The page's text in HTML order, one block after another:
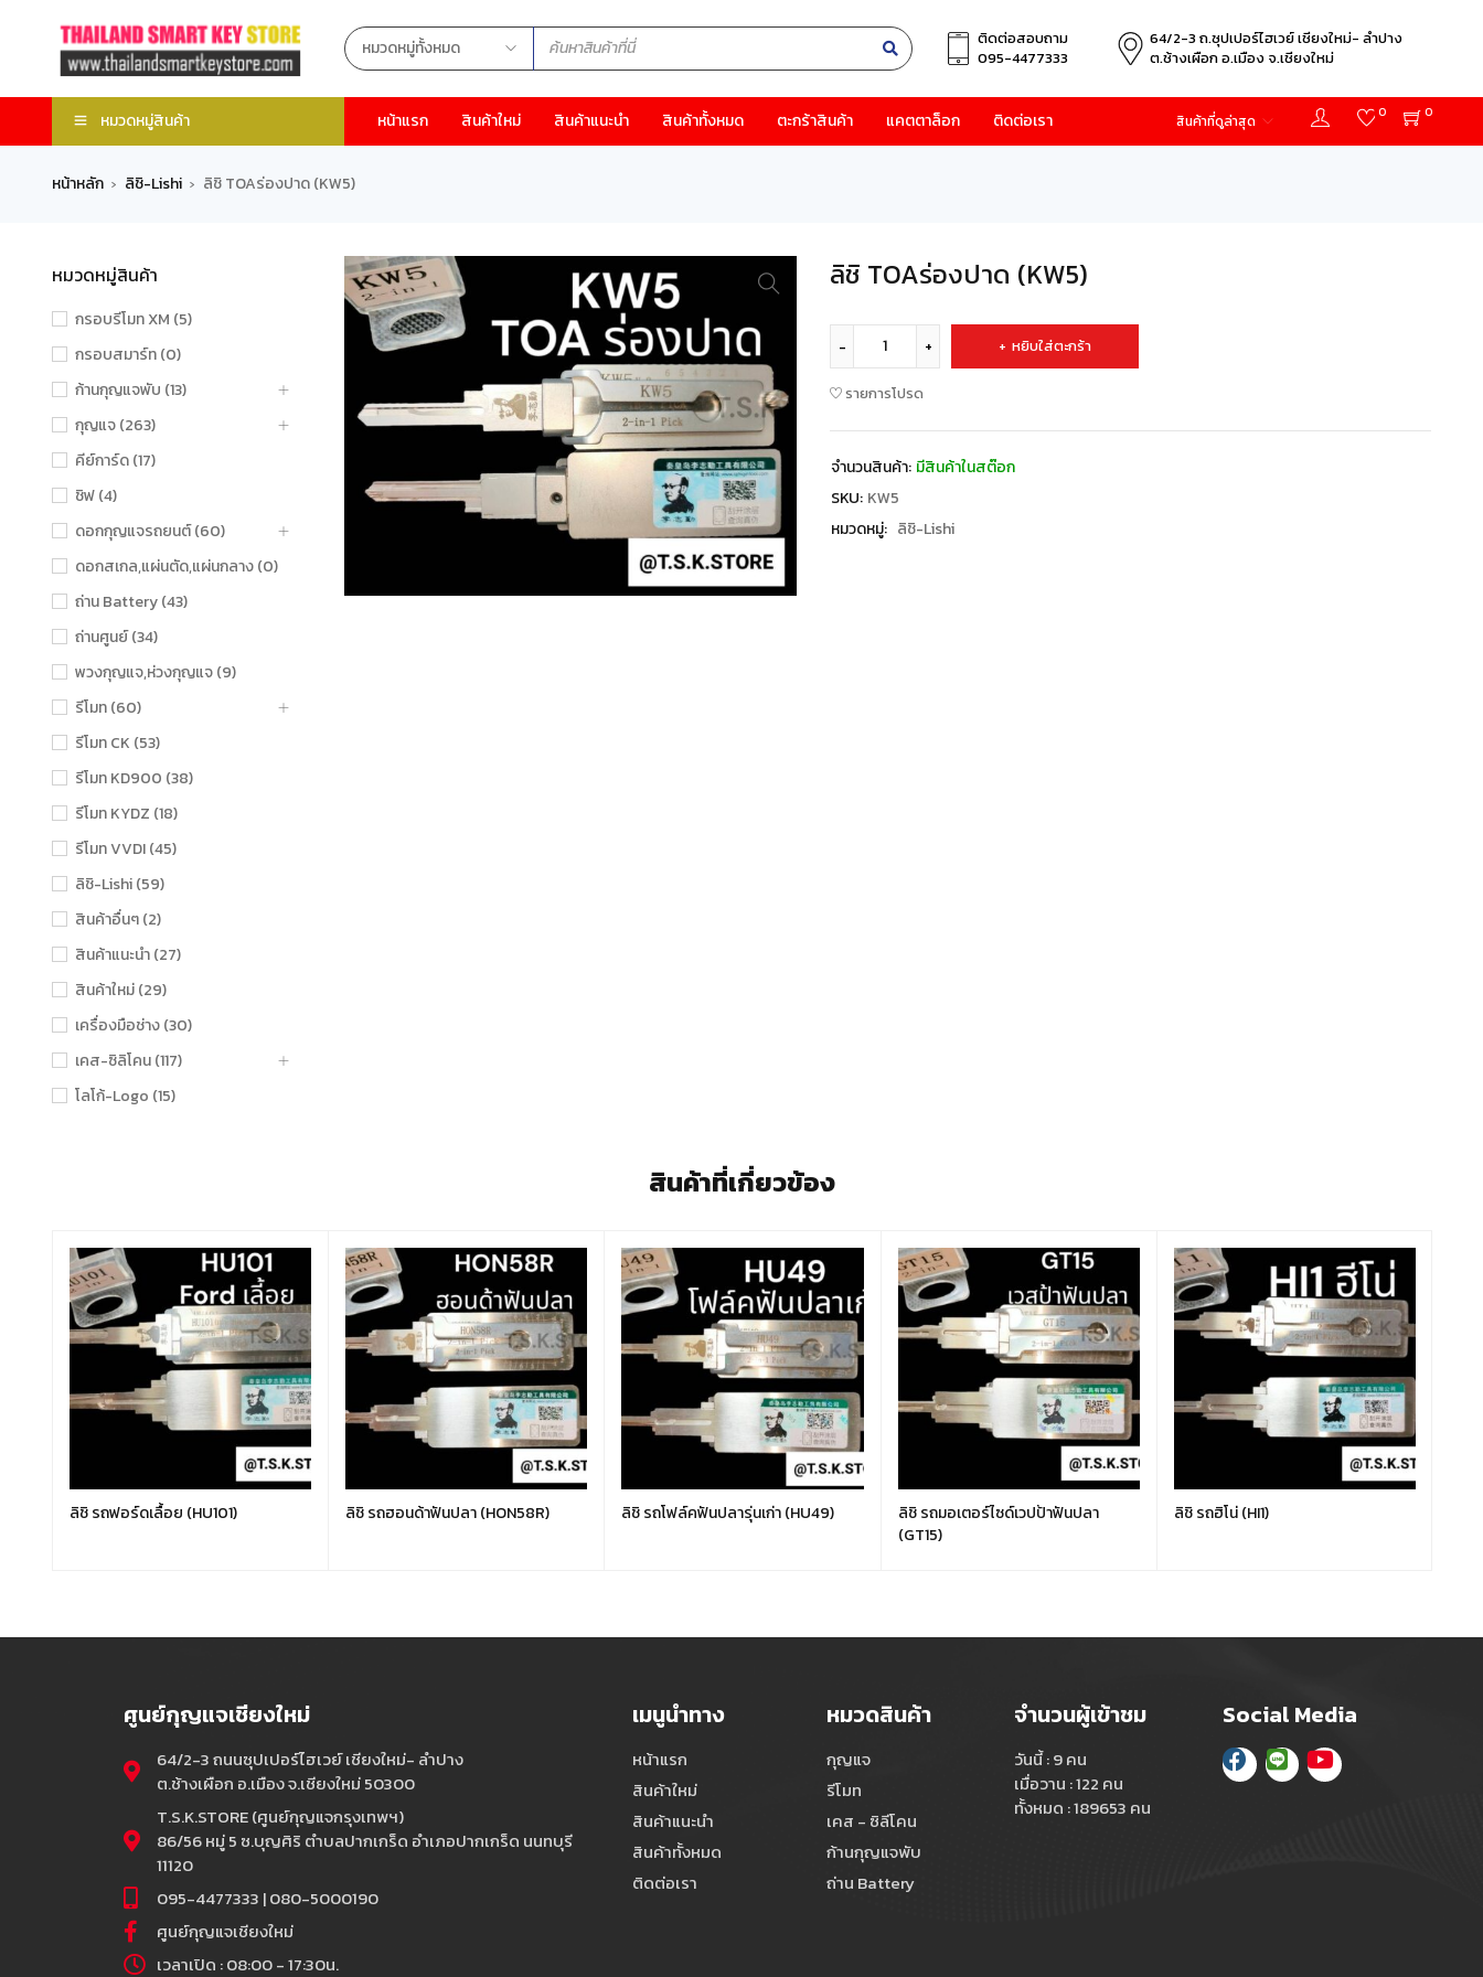
ติดต่อสอบถาม
095-4477333
64/2-3 ถ.ซุปเปอร์ไฮเวย์ เชียงใหม่- ลำปาง
ต.ช้างเผือก อ.เมือง จ.เชียงใหม่
หมวดหมู่สินค้า หน้าแรก สินค้าใหม่ สินค้าแนะนำ สินค้าทั้งหมด ตะกร้าสินค้า แคตตาล็อก ติดต่อเรา 0
0
สินค้าที่ดูล่าสุด
หน้าหลัก › ลิชิ-Lishi › ลิชิ TOAร่องปาด (KW5)
หมวดหมู่สินค้า
กรอบรีโมท XM (5)
กรอบสมาร์ท (0)
ก้านกุญแจพับ (13)
กุญแจ (263)
คีย์การ์ด (17)
ชิฟ (4)
ดอกกุญแจรถยนต์ (60)
ดอกสเกล,แผ่นตัด,แผ่นกลาง (0)
ถ่าน Battery (43)
ถ่านศูนย์ (34)
พวงกุญแจ,ห่วงกุญแจ (9)
รีโมท (60)
รีโมท CK (53)
รีโมท KD900 (38)
รีโมท KYDZ (18)
รีโมท VVDI (45)
ลิชิ-Lishi (59)
สินค้าอื่นๆ (2)
สินค้าแนะนำ (27)
สินค้าใหม่ (29)
เครื่องมือช่าง (30)
เคส-ซิลิโคน (117)
โลโก้-Logo (15)
ลิชิ TOAร่องปาด (KW5)
หยิบใส่ตะกร้า
รายการโปรด
จำนวนสินค้า: มีสินค้าในสต๊อก
SKU: KW5
หมวดหมู่: ลิชิ-Lishi
สินค้าที่เกี่ยวข้อง
ลิชิ รถฟอร์ดเลื้อย (HU101) ลิชิ รถฮอนด้าฟันปลา (HON58R) ลิชิ รถโฟล์คฟันปลารุ่นเก่า (HU49)
ลิชิ รถมอเตอร์ไซด์เวปป้าฟันปลา
(GT15)
ลิชิ รถฮิโน่ (HI1)
ศูนย์กุญแจเชียงใหม่
64/2-3 ถนนซุปเปอร์ไฮเวย์ เชียงใหม่- ลำปาง
ต.ช้างเผือก อ.เมือง จ.เชียงใหม่ 50300
T.S.K.STORE (ศูนย์กุญแจกรุงเทพฯ)
86/56 หมู่ 5 ซ.บุญศิริ ตำบลปากเกร็ด อำเภอปากเกร็ด นนทบุรี
11120
095-4477333 | 080-5000190
ศูนย์กุญแจเชียงใหม่
เวลาเปิด : 08:00 - 17:30น.
เมนูนำทาง
หน้าแรก
สินค้าใหม่
สินค้าแนะนำ
สินค้าทั้งหมด
ติดต่อเรา
หมวดสินค้า
กุญแจ
รีโมท
เคส - ซิลีโคน
ก้านกุญแจพับ
ถ่าน Battery
จำนวนผู้เข้าชม
วันนี้ : 9 คน
เมื่อวาน : 122 คน
ทั้งหมด : 189653 คน
Social Media